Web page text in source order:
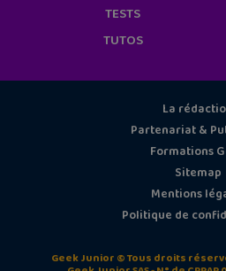
TESTS
TUTOS
La
Partenariat &
Formations
Sitemap
Mentions
Politique de
Geek Junior © Tous droits